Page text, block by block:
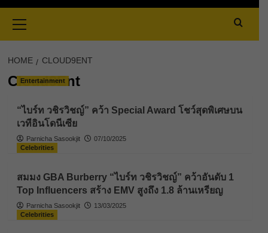
Menu
HOME CLOUD9ENT
Cloud9Ent
Entertainment
“ไบร์ท วชิรวิชญ์” คว้า Special Award โชว์สุดพิเศษบน
เวทีอินโดนีเซีย
Parnicha Sasookjit
07/10/2025
Celebrities
สมมง GBA Burberry “ไบร์ท วชิรวิชญ์” คว้าอันดับ 1
Top Influencers สร้าง EMV สูงถึง 1.8 ล้านเหรียญ
Parnicha Sasookjit
13/03/2025
Celebrities